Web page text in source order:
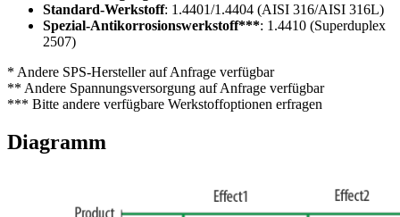
Standard-Werkstoff: 1.4401/1.4404 (AISI 316/AISI 316L)
Spezial-Antikorrosionswerkstoff***: 1.4410 (Superduplex
2507)
* Andere SPS-Hersteller auf Anfrage verfügbar
** Andere Spannungsversorgung auf Anfrage verfügbar
*** Bitte andere verfügbare Werkstoffoptionen erfragen
Diagramm